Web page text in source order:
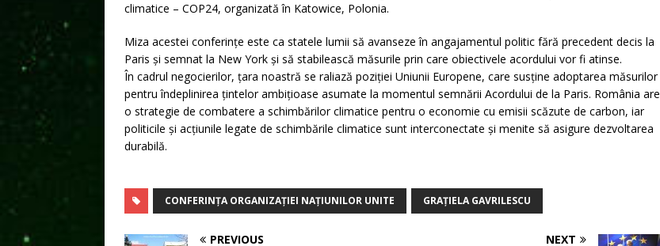
climatice – COP24, organizată în Katowice, Polonia.
Miza acestei conferințe este ca statele lumii să avanseze în angajamentul politic fără precedent decis la
Paris și semnat la New York și să stabilească măsurile prin care obiectivele acordului vor fi atinse.
În cadrul negocierilor, țara noastră se raliază poziției Uniunii Europene, care susține adoptarea măsurilor
pentru îndeplinirea țintelor ambițioase asumate la momentul semnării Acordului de la Paris. România are
o strategie de combatere a schimbărilor climatice pentru o economie cu emisii scăzute de carbon, iar
politicile și acțiunile legate de schimbările climatice sunt interconectate și menite să asigure dezvoltarea
durabilă.
CONFERINȚA ORGANIZAȚIEI NAȚIUNILOR UNITE GRAȚIELA GAVRILESCU
PREVIOUS NEXT